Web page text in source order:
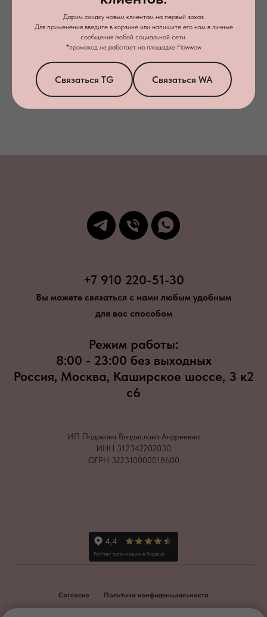
Дарим скидку новым клиентам на первый заказ
Для применения введите в корзине или напишите его нам в личные
сообщения любой социальной сети.
*промокод не работает на площадке Flowwow
Связаться TG Связаться WA
согласие на обработку персональных данныхв соответствии с
политикой конфиденциальности
Заказать звонок
+7 910 220-51-30
Вы можете связаться с нами любым удобным
для вас способом
Режим работы:
8:00 - 23:00 без выходных
Россия, Москва, Каширское шоссе, 3 к2
с6
ИП Подакова Владислава Андреевна
ИНН 312342202030
ОГРН 322310000018600
Согласие Политика конфиденциальности